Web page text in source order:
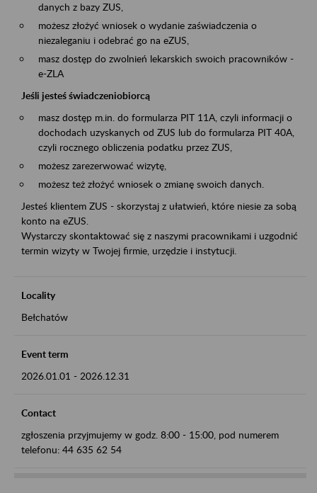
danych z bazy ZUS,
możesz złożyć wniosek o wydanie zaświadczenia o
niezaleganiu i odebrać go na eZUS,
masz dostęp do zwolnień lekarskich swoich pracowników -
e-ZLA
Jeśli jesteś świadczeniobiorcą
masz dostęp m.in. do formularza PIT 11A, czyli informacji o
dochodach uzyskanych od ZUS lub do formularza PIT 40A,
czyli rocznego obliczenia podatku przez ZUS,
możesz zarezerwować wizytę,
możesz też złożyć wniosek o zmianę swoich danych.
Jesteś klientem ZUS - skorzystaj z ułatwień, które niesie za sobą
konto na eZUS.
Wystarczy skontaktować się z naszymi pracownikami i uzgodnić
termin wizyty w Twojej firmie, urzędzie i instytucji.
Locality
Bełchatów
Event term
2026.01.01 - 2026.12.31
Contact
zgłoszenia przyjmujemy w godz. 8:00 - 15:00, pod numerem
telefonu: 44 635 62 54